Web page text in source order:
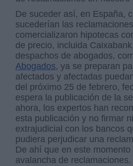
De suceder así, en España,
sucederían las
comercializaron hipotecas
de precio, incluida
despachos de abogados,
Abogados, ya se preparan
afectados y afectadas
del próximo 25 de febrero,
espera la publicación de la
ahora, los expertos han
esta publicación y no firmar
extrajudicial con los bancos
pudiera perjudicar una
De ahí que en este
avalancha de reclamaciones.